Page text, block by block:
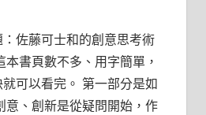
佐藤可士和的創意思考術
書頁數不多、用字簡單，
可以看完。 第一部分是如
意、創新是從疑問開始，作